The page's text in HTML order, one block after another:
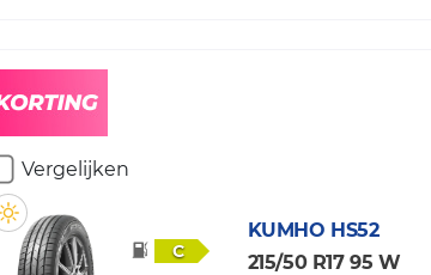
Vergelijken
C
KUMHO HS52
215/50 R17 95 W